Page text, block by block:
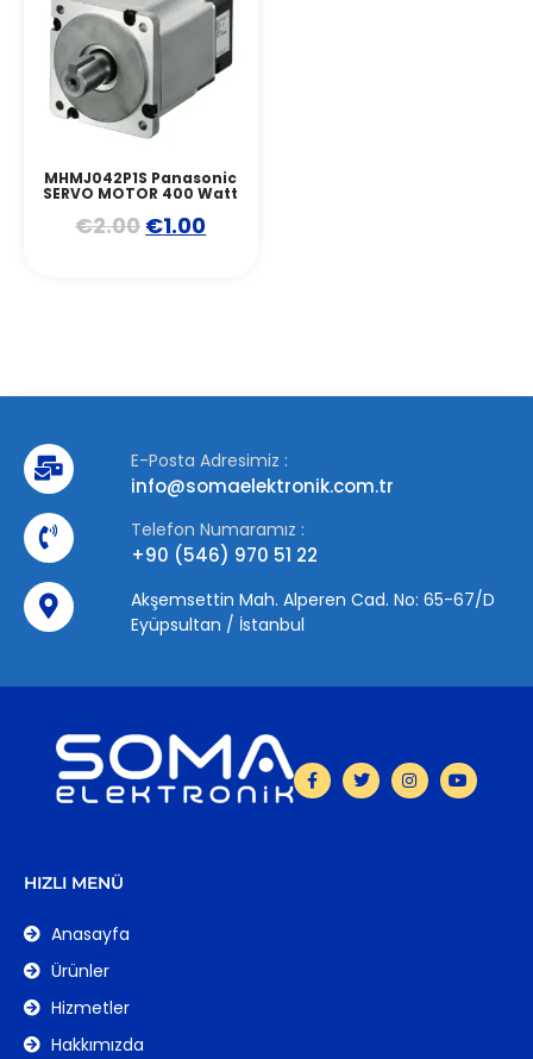
MHMJ042P1S Panasonic
SERVO MOTOR 400 Watt
€2.00 €1.00
E-Posta Adresimiz :
info@somaelektronik.com.tr
Telefon Numaramız :
+90 (546) 970 51 22
Akşemsettin Mah. Alperen Cad. No: 65-67/D
Eyüpsultan / İstanbul
HIZLI MENÜ
Anasayfa
Ürünler
Hizmetler
Hakkımızda